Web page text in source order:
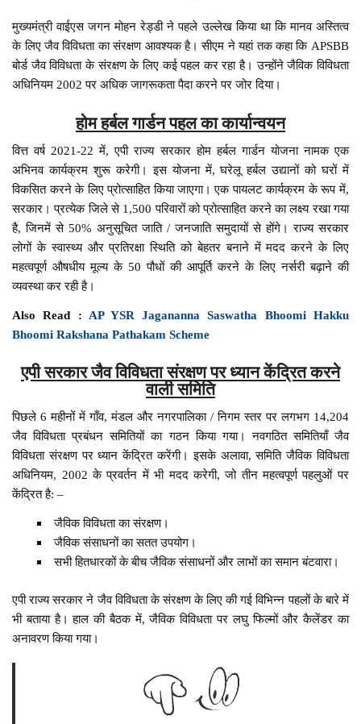
मुख्यमंत्री वाईएस जगन मोहन रेड्डी ने पहले उल्लेख किया था कि मानव अस्तित्व
के लिए जैव विविधता का संरक्षण आवश्यक है। सीएम ने यहां तक कहा कि APSBB
बोर्ड जैव विविधता के संरक्षण के लिए कई पहल कर रहा है। उन्होंने जैविक विविधता
अधिनियम 2002 पर अधिक जागरूकता पैदा करने पर जोर दिया।
होमहर्बल गार्डन पहल का कार्यान्वयन
वित्त वर्ष 2021-22 में, एपी राज्य सरकार होम हर्बल गार्डन योजना नामक एक
अभिनव कार्यक्रम शुरू करेगी। इस योजना में, घरेलू हर्बल उद्यानों को घरों में
विकसित करने के लिए प्रोत्साहित किया जाएगा। एक पायलट कार्यक्रम के रूप में,
सरकार। प्रत्येक जिले से 1,500 परिवारों को प्रोत्साहित करने का लक्ष्य रखा गया
है, जिनमें से 50% अनुसूचित जाति / जनजाति समुदायों से होंगे। राज्य सरकार
लोगों के स्वास्थ्य और प्रतिरक्षा स्थिति को बेहतर बनाने में मदद करने के लिए
महत्वपूर्ण औषधीय मूल्य के 50 पौधों की आपूर्ति करने के लिए नर्सरी बढ़ाने की
व्यवस्था कर रही है।
Also Read : AP YSR Jagananna Saswatha Bhoomi Hakku
Bhoomi Rakshana Pathakam Scheme
एपी सरकार जैव विविधता संरक्षण पर ध्यान केंद्रित करने
वाली समिति
पिछले 6 महीनों में गाँव, मंडल और नगरपालिका / निगम स्तर पर लगभग 14,204
जैव विविधता प्रबंधन समितियों का गठन किया गया। नवगठित समितियाँ जैव
विविधता संरक्षण पर ध्यान केंद्रित करेंगी। इसके अलावा, समिति जैविक विविधता
अधिनियम, 2002 के प्रवर्तन में भी मदद करेगी, जो तीन महत्वपूर्ण पहलुओं पर
केंद्रित है: –
जैविक विविधता का संरक्षण।
जैविक संसाधनों का सतत उपयोग।
सभी हितधारकों के बीच जैविक संसाधनों और लाभों का समान बंटवारा।
एपी राज्य सरकार ने जैव विविधता के संरक्षण के लिए की गई विभिन्न पहलों के बारे में
भी बताया है। हाल की बैठक में, जैविक विविधता पर लघु फिल्मों और कैलेंडर का
अनावरण किया गया।